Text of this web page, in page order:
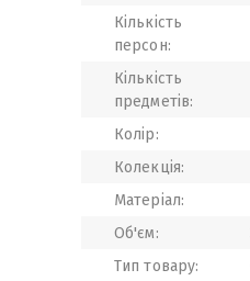
Кількість
персон:
Кількість
предметів:
Колір:
Колекція:
Матеріал:
Об'єм:
Тип товару: